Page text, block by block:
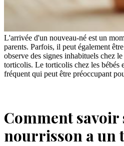
L'arrivée d'un nouveau-né est un
parents. Parfois, il peut également
observe des signes inhabituels chez
torticolis. Le torticolis chez les bébés
fréquent qui peut être préoccupant
Comment savoir
nourrisson a un